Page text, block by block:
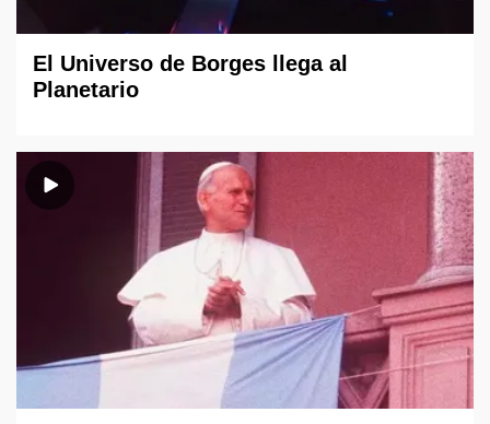
El Universo de Borges llega al
Planetario